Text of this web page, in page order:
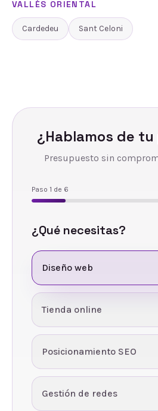
VALLÈS ORIENTAL
Cardedeu Sant Celoni
¿Hablamos de
Presupuesto sin
Paso 1 de 6
¿Qué necesitas?
Diseño web
Tienda online
Posicionamiento SEO
Gestión de redes